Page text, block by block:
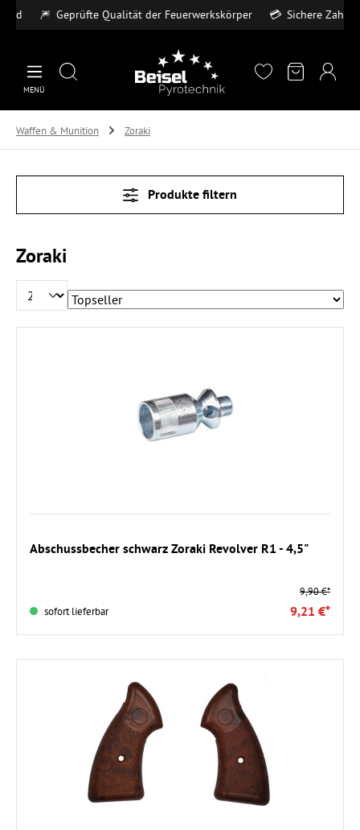
Zum Hauptinhalt springen
Geprüfte Qualität der Feuerwerkskörper 💳 Sichere Zahlungsarten –
MENÜ
Waffen & Munition Zoraki
Produkte filtern
Zoraki
Abschussbecher schwarz Zoraki Revolver R1 - 4,5"
sofort lieferbar
9,90 €*
9,21 €*